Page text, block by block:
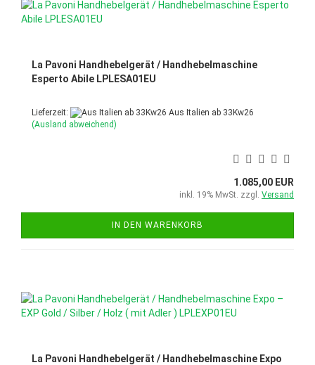
La Pavoni Handhebelgerät / Handhebelmaschine
Esperto Abile LPLESA01EU
Lieferzeit:
Aus Italien ab 33Kw26
(Ausland abweichend)
1.085,00 EUR
inkl. 19% MwSt. zzgl. Versand
IN DEN WARENKORB
La Pavoni Handhebelgerät / Handhebelmaschine Expo